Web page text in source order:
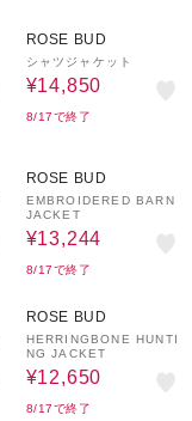
ROSE BUD
シャツジャケット
¥14,850
8/17で終了
ROSE BUD
EMBROIDERED BARN
JACKET
¥13,244
8/17で終了
ROSE BUD
HERRINGBONE HUNTI
NG JACKET
¥12,650
8/17で終了